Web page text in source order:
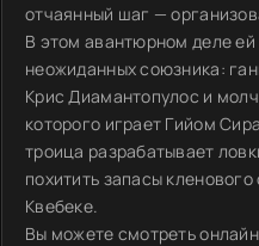
отчаянный шаг —
В этом авантюрном деле
неожиданных союзника:
Крис Диамантопулос и
которого играет Гийом
троица разрабатывает
похитить запасы
Квебеке.
Вы можете смотреть